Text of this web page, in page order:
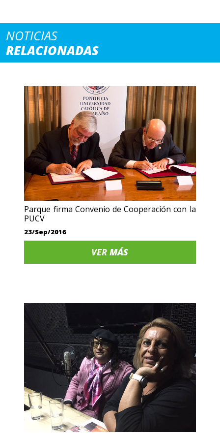
NOTICIAS
RELACIONADAS
Parque firma Convenio de Cooperación con la
PUCV
23/Sep/2016
VERMÁS